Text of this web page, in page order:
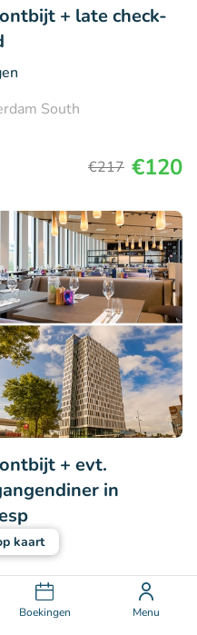
Boekingen Menu
kaart
+ late check-
South
€217 €120
+ evt.
in